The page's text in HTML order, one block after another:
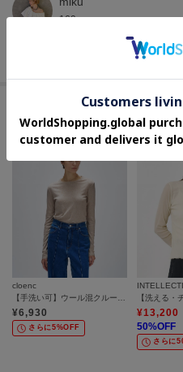
160cm
このアイテムに
cloenc
【手洗い可】ウール混クルーネックプルオーバー
¥6,930
さらに5%OFF
¥13,200
50%OFF
さらに